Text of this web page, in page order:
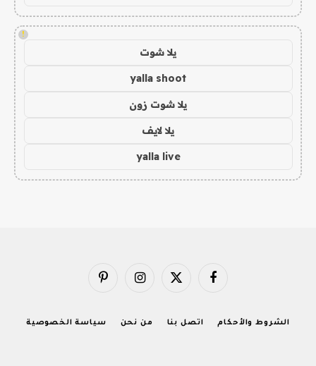
!
يلا شوت
yalla shoot
يلا شوت زون
يلا لايف
yalla live
فيسبوك X
الانستغرامبينتيريست
الشروط والأحكام اتصل بنا من نحن سياسة الخصوصية